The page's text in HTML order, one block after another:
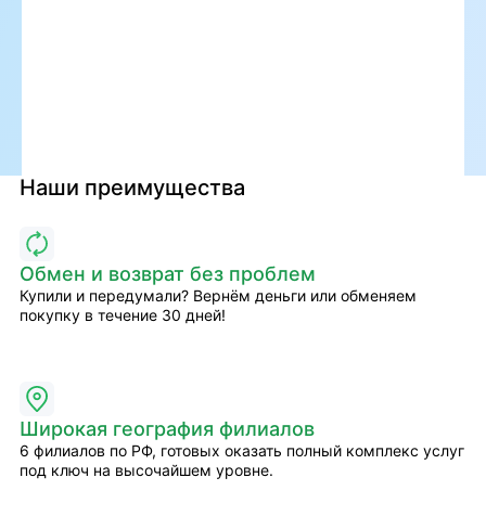
Наши преимущества
Обмен и возврат без проблем
Купили и передумали? Вернём деньги или обменяем
покупку в течение 30 дней!
Широкая география филиалов
6 филиалов по РФ, готовых оказать полный комплекс услуг
под ключ на высочайшем уровне.